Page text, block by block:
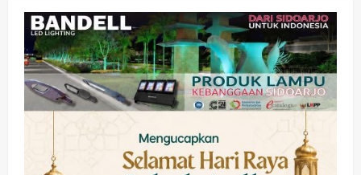
3
HOT NEWS: Ribuan Warga Wage
Tumplek Blek di Bazar Rakyat Jalan
Jambu, Borong Kuliner UMKM Sambil
Nonton Jaranan!
wartanusa 4 Agustus 2026
Keagamaan Pemerintahan
Pemkab Sidoarjo & Muhammadiyah
Sinergi Permudah Perizinan, Wakaf,
hingga Hibah
wartanusa 4 Agustus 2026